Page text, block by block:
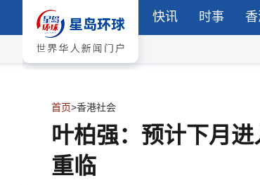
快讯 时事
首页>香港社会
叶柏强：预计下月
重临